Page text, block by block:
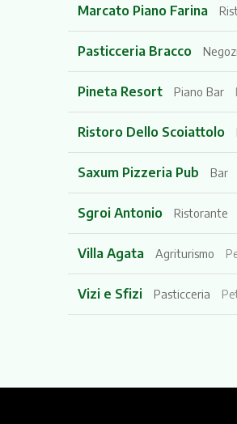
Marcato Piano Farina
Pasticceria Bracco
Pineta Resort Piano Bar
Ristoro Dello Scoiattolo
Saxum Pizzeria Pub Bar
Sgroi Antonio Ristorante
Villa Agata Agriturismo
Vizi e Sfizi Pasticceria